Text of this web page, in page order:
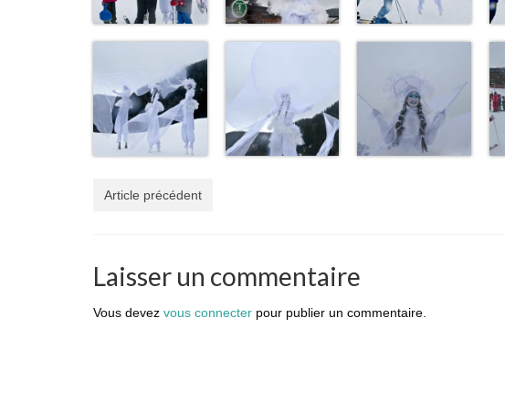
Article précédent
Laisser un commentaire
Vous devez vous connecter pour publier un commentaire.